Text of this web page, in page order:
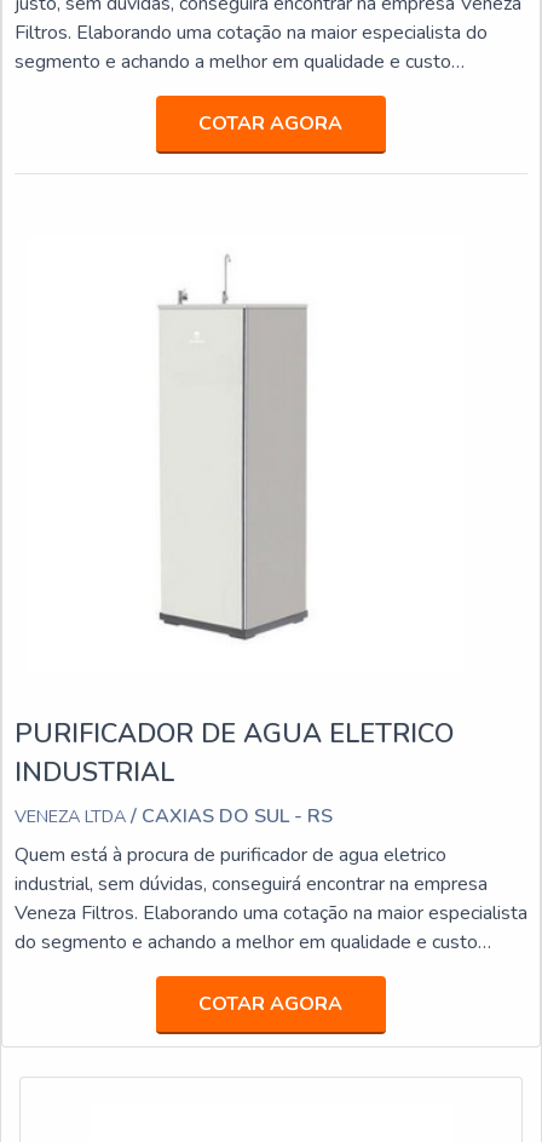
Filtros. Elaborando uma cotação na maior especialista do
segmento e achando a melhor em qualidade e custo
benefício.Quando o quesito é purificador de água preço
acessível, com os colaboradores da Veneza Filtros o cliente
obterá excelente custo-benefício com assessoria técnica
especializada.UM POUCO MAIS SOBRE PURIFICADOR
COTAR AGORA
PURIFICADOR DE AGUA ELETRICO
INDUSTRIAL
VENEZA LTDA / CAXIAS DO SUL - RS
Quem está à procura de purificador de agua eletrico
industrial, sem dúvidas, conseguirá encontrar na empresa
Veneza Filtros. Elaborando uma cotação na maior especialista
do segmento e achando a melhor em qualidade e custo
benefício.ALGUNS DETALHES SOBRE PURIFICADOR DE
AGUA ELETRICO INDUSTRIALSe alguém pesquisar
purificador de agua eletrico industrial em uma empresa
bebedouro de pr...
COTAR AGORA